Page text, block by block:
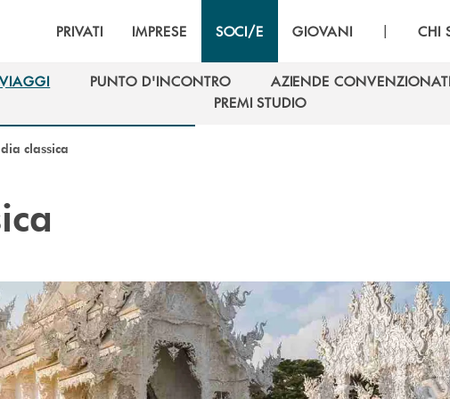
PRIVATI IMPRESE SOCI/E GIOVANI | CHI
VIAGGI
PUNTO D'INCONTRO
PUNTO D'INCONTRO
AZIENDE
AZIENDE CONVENZIONATE
PREMI STUDIO
classica